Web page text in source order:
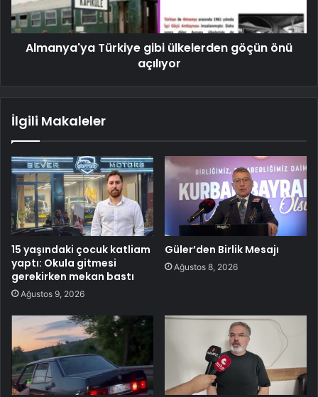
Almanya'ya Türkiye gibi ülkelerden göçün önü
açılıyor
İlgili Makaleler
15 yaşındaki çocuk katliam
yaptı: Okula gitmesi
gerekirken mekan bastı
Ağustos 9, 2026
Güler’den Birlik Mesajı
Ağustos 8, 2026